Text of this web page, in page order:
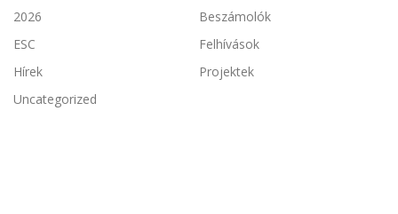
2026
Beszámolók
ESC
Felhívások
Hírek
Projektek
Uncategorized